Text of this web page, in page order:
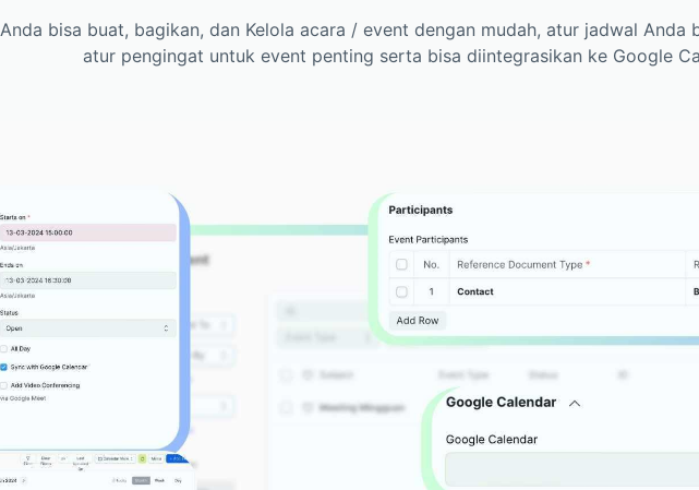
Anda bisa buat, bagikan, dan Kelola acara / event dengan mudah, atur jadwal Anda
atur pengingat untuk event penting serta bisa diintegrasikan ke Google